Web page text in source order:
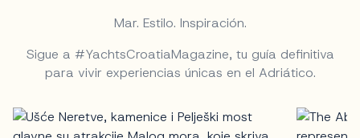
Mar. Estilo. Inspiración.
Sigue a #YachtsCroatiaMagazine, tu guía definitiva
para vivir experiencias únicas en el Adriático.